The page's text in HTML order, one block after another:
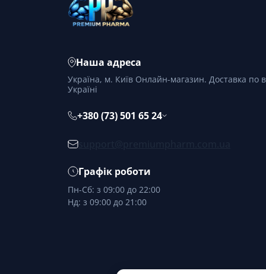
Наша адреса
Україна, м. Київ Онлайн-магазин. Доставка по
Україні
+380 (73) 501 65 24
Графік роботи
Пн-Сб: з 09:00 до 22:00
Нд: з 09:00 до 21:00